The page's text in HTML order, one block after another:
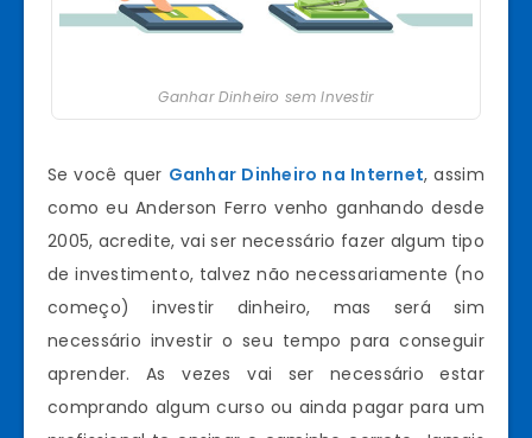
Ganhar Dinheiro sem Investir
Se você quer Ganhar Dinheiro na Internet, assim
como eu Anderson Ferro venho ganhando desde
2005, acredite, vai ser necessário fazer algum tipo
de investimento, talvez não necessariamente (no
começo) investir dinheiro, mas será sim
necessário investir o seu tempo para conseguir
aprender. As vezes vai ser necessário estar
comprando algum curso ou ainda pagar para um